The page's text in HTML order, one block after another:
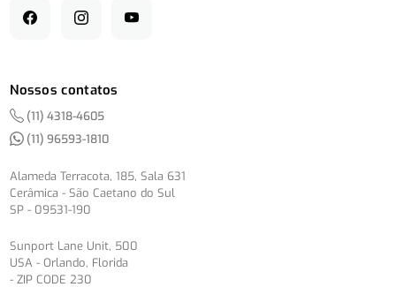
Nossos contatos
(11) 4318-4605
(11) 96593-1810
Alameda Terracota, 185, Sala 631
Cerâmica - São Caetano do Sul
SP - 09531-190
Sunport Lane Unit, 500
USA - Orlando, Florida
- ZIP CODE 230